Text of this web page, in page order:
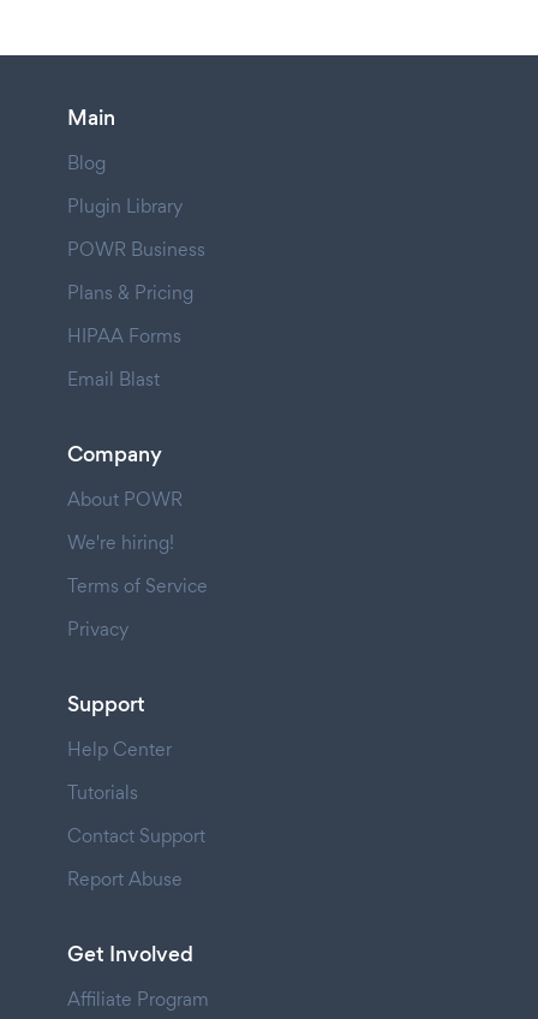
Main
Blog
Plugin Library
POWR Business
Plans & Pricing
HIPAA Forms
Email Blast
Company
About POWR
We're hiring!
Terms of Service
Privacy
Support
Help Center
Tutorials
Contact Support
Report Abuse
Get Involved
Affiliate Program